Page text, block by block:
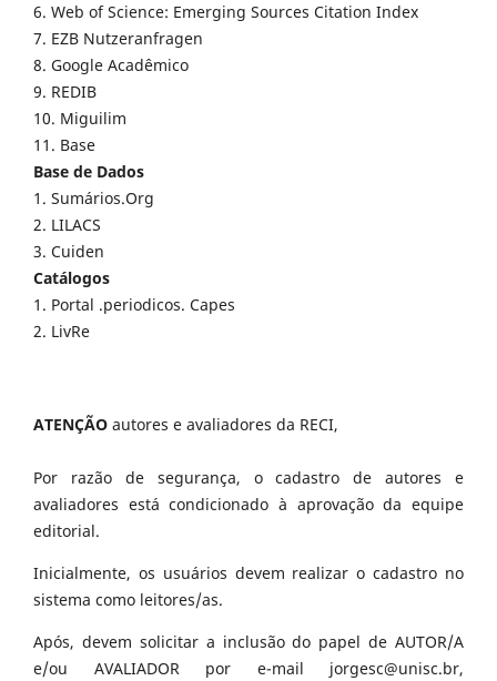
6. Web of Science: Emerging Sources Citation Index
7. EZB Nutzeranfragen
8. Google Acadêmico
9. REDIB
10. Miguilim
11. Base
Base de Dados
1. Sumários.Org
2. LILACS
3. Cuiden
Catálogos
1. Portal .periodicos. Capes
2. LivRe
ATENÇÃO autores e avaliadores da RECI,
Por razão de segurança, o cadastro de autores e
avaliadores está condicionado à aprovação da equipe
editorial.
Inicialmente, os usuários devem realizar o cadastro no
sistema como leitores/as.
Após, devem solicitar a inclusão do papel de AUTOR/A
e/ou AVALIADOR por e-mail jorgesc@unisc.br,